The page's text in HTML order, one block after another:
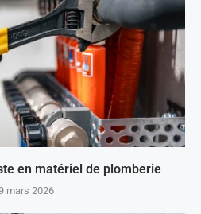
en matériel de plomberie
mars 2026